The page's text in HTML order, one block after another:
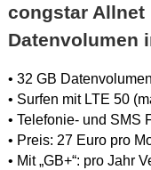
congstar Allnet
Datenvolumen
• 32 GB
• Surfen mit LTE 50
• Telefonie- und SMS
• Preis: 27 Euro pro
• Mit „GB+“: pro Jahr